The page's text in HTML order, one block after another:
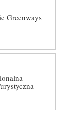
Greenways